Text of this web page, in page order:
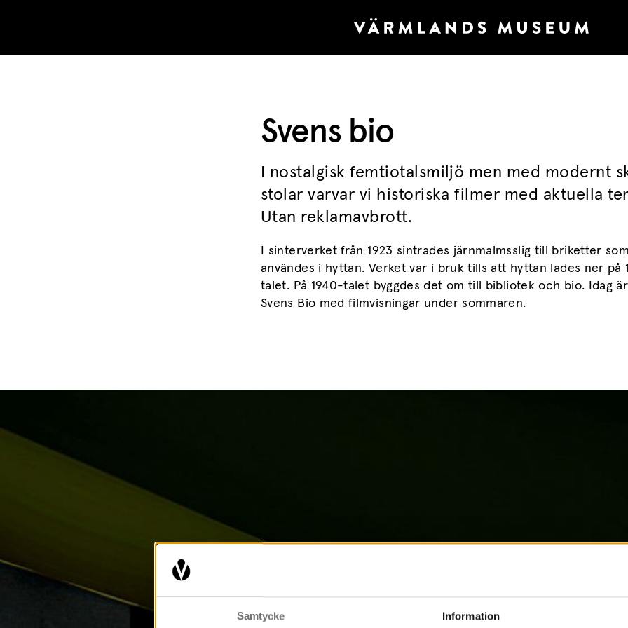
Samtycke Information
Svens bio
I nostalgisk femtiotalsmiljö men med modernt
stolar varvar vi historiska filmer med aktuella
Utan reklamavbrott.
I sinterverket från 1923 sintrades järnmalmsslig till briketter
användes i hyttan. Verket var i bruk tills att hyttan lades ner på
talet. På 1940-talet byggdes det om till bibliotek och bio. Idag
Svens Bio med filmvisningar under sommaren.